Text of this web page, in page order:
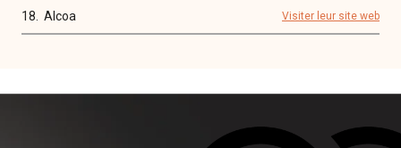
18. Alcoa Visiter leur site web